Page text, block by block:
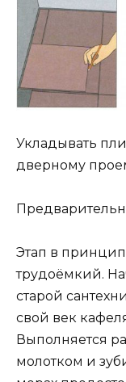
Укладывать
дверному
Этап в
трудоёмкий.
старой
свой век
Выполняется
молотком и